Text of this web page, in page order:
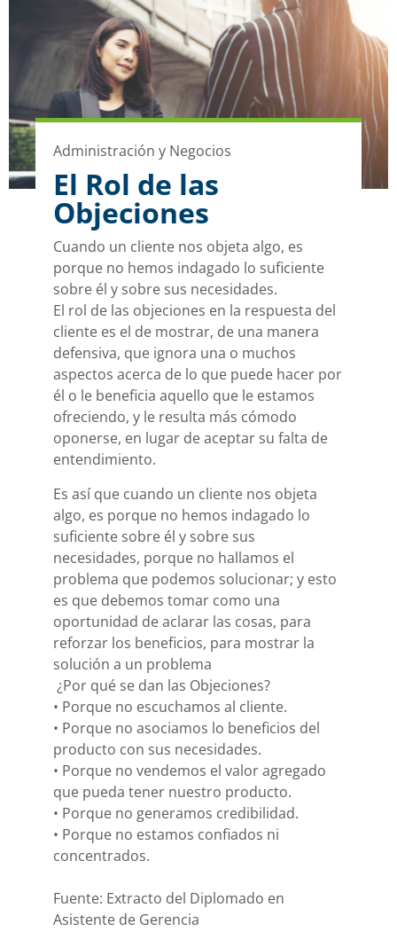
Administración y Negocios
El Rol de las
Objeciones
Cuando un cliente nos objeta algo, es
porque no hemos indagado lo suficiente
sobre él y sobre sus necesidades.
El rol de las objeciones en la respuesta del
cliente es el de mostrar, de una manera
defensiva, que ignora una o muchos
aspectos acerca de lo que puede hacer por
él o le beneficia aquello que le estamos
ofreciendo, y le resulta más cómodo
oponerse, en lugar de aceptar su falta de
entendimiento.
Es así que cuando un cliente nos objeta
algo, es porque no hemos indagado lo
suficiente sobre él y sobre sus
necesidades, porque no hallamos el
problema que podemos solucionar; y esto
es que debemos tomar como una
oportunidad de aclarar las cosas, para
reforzar los beneficios, para mostrar la
solución a un problema
¿Por qué se dan las Objeciones?
• Porque no escuchamos al cliente.
• Porque no asociamos lo beneficios del
producto con sus necesidades.
• Porque no vendemos el valor agregado
que pueda tener nuestro producto.
• Porque no generamos credibilidad.
• Porque no estamos confiados ni
concentrados.
Fuente: Extracto del Diplomado en
Asistente de Gerencia